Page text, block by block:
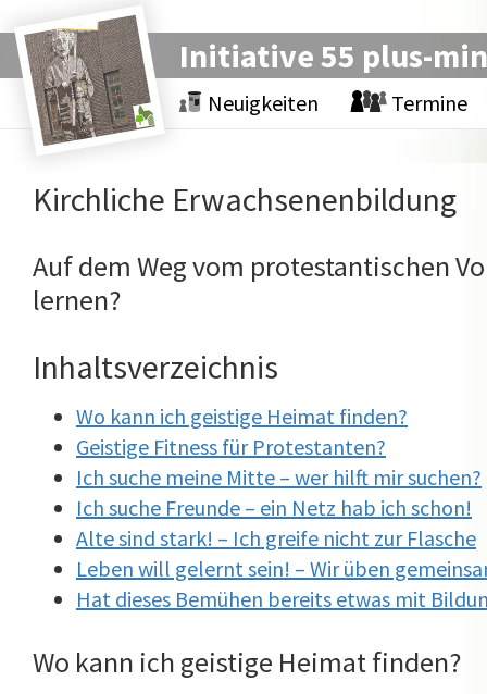
Initiative 55 plus-
Neuigkeiten Termine
Kirchliche Erwachsenenbildung
Auf dem Weg vom protestantischen
lernen?
Inhaltsverzeichnis
Wo kann ich geistige Heimat finden?
Geistige Fitness für Protestanten?
Ich suche meine Mitte – wer hilft mir suchen?
Ich suche Freunde – ein Netz hab ich schon!
Alte sind stark! – Ich greife nicht zur Flasche
Leben will gelernt sein! – Wir üben
Hat dieses Bemühen bereits etwas mit
Wo kann ich geistige Heimat finden?